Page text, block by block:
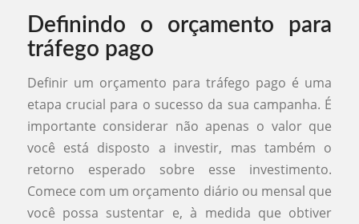
Definindo o orçamento para
tráfego pago
Definir um orçamento para tráfego pago é uma
etapa crucial para o sucesso da sua campanha. É
importante considerar não apenas o valor que
você está disposto a investir, mas também o
retorno esperado sobre esse investimento.
Comece com um orçamento diário ou mensal que
você possa sustentar e, à medida que obtiver